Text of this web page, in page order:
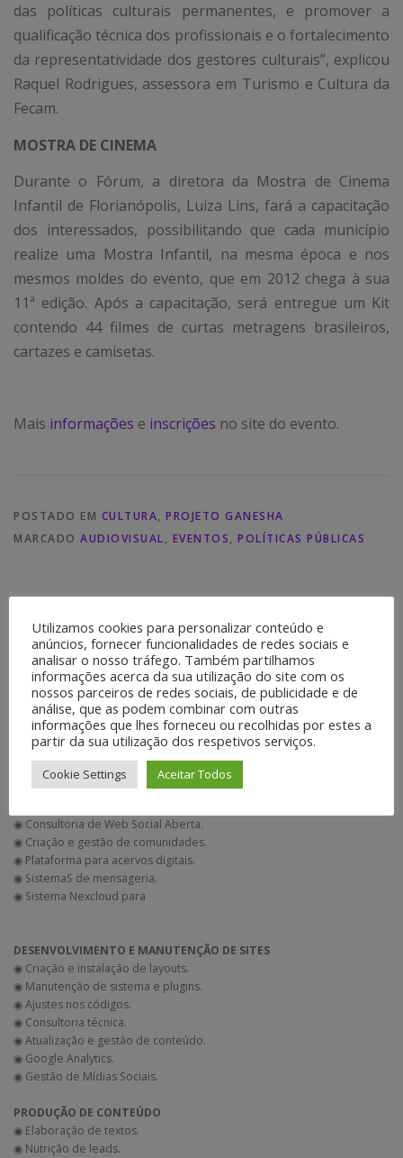
das políticas culturais permanentes, e promover a
qualificação técnica dos profissionais e o fortalecimento
da representatividade dos gestores culturais”, explicou
Raquel Rodrigues, assessora em Turismo e Cultura da
Fecam.
MOSTRA DE CINEMA
Durante o Fórum, a diretora da Mostra de Cinema
Infantil de Florianópolis, Luiza Lins, fará a capacitação
dos interessados, possibilitando que cada município
realize uma Mostra Infantil, na mesma época e nos
mesmos moldes do evento, que em 2012 chega à sua
11ª edição. Após a capacitação, será entregue um Kit
contendo 44 filmes de curtas metragens brasileiros,
cartazes e camisetas.
Mais informações e inscrições no site do evento.
POSTADO EM CULTURA, PROJETO GANESHA
MARCADO AUDIOVISUAL, EVENTOS, POLÍTICAS PÚBLICAS
◉ Consultoria de Web Social Aberta.
◉ Criação e gestão de comunidades.
◉ Plataforma para acervos digitais.
◉ SistemaS de mensageria.
◉ Sistema Nexcloud para
DESENVOLVIMENTO E MANUTENÇÃO DE SITES
◉ Criação e instalação de layouts.
◉ Manutenção de sistema e plugins.
◉ Ajustes nos códigos.
◉ Consultoria técnica.
◉ Atualização e gestão de conteúdo.
◉ Google Analytics.
◉ Gestão de Mídias Sociais.
PRODUÇÃO DE CONTEÚDO
◉ Elaboração de textos.
◉ Nutrição de leads.
Utilizamos cookies para personalizar conteúdo e
anúncios, fornecer funcionalidades de redes sociais e
analisar o nosso tráfego. Também partilhamos
informações acerca da sua utilização do site com os
nossos parceiros de redes sociais, de publicidade e de
análise, que as podem combinar com outras
informações que lhes forneceu ou recolhidas por estes a
partir da sua utilização dos respetivos serviços.
Cookie Settings Aceitar Todos